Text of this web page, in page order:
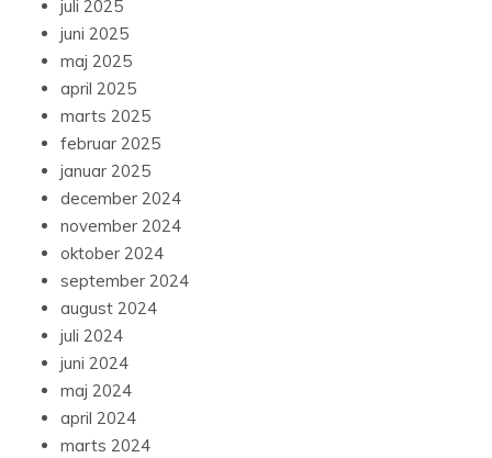
juli 2025
juni 2025
maj 2025
april 2025
marts 2025
februar 2025
januar 2025
december 2024
november 2024
oktober 2024
september 2024
august 2024
juli 2024
juni 2024
maj 2024
april 2024
marts 2024